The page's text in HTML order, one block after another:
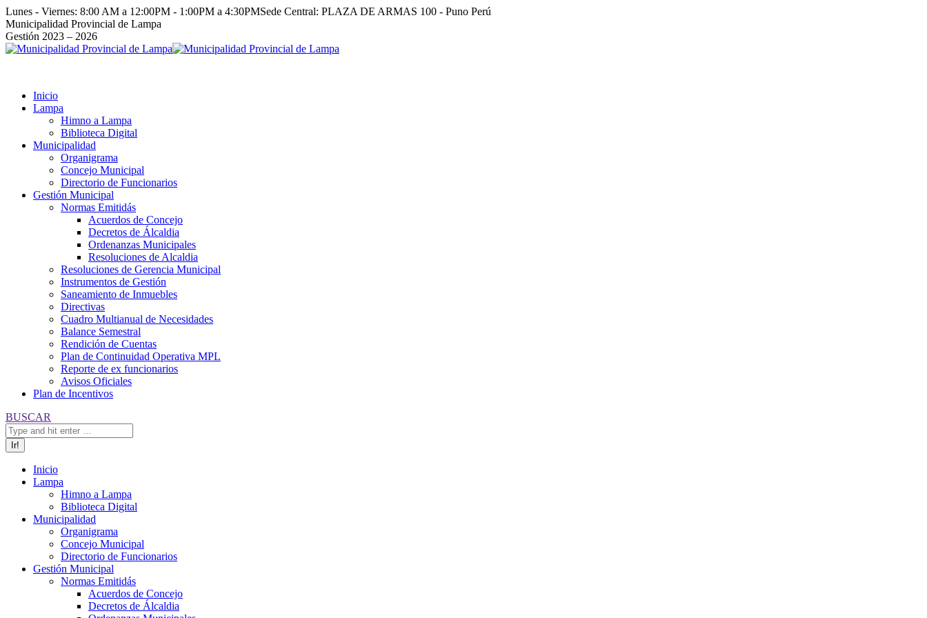
Saltar
al
contenido
Lunes - Viernes: 8:00 AM a 12:00PM - 1:00PM a 4:30PMSede Central: PLAZA DE ARMAS 100 - Puno Perú
Facebook
page
opens
Instagram
page
opens
YouTube
page
opens
Twitter
page
opens
Municipalidad Provincial de Lampa
Gestión 2023 – 2026
Inicio
Lampa
Himno a Lampa
Biblioteca Digital
Municipalidad
Organigrama
Concejo Municipal
Directorio de Funcionarios
Gestión Municipal
Normas Emitidás
Acuerdos de Concejo
Decretos de Álcaldia
Ordenanzas Municipales
Resoluciones de Alcaldia
Resoluciones de Gerencia Municipal
Instrumentos de Gestión
Saneamiento de Inmuebles
Directivas
Cuadro Multianual de Necesidades
Balance Semestral
Rendición de Cuentas
Plan de Continuidad Operativa MPL
Reporte de ex funcionarios
Avisos Oficiales
Plan de Incentivos
Buscar:
BUSCAR
Inicio
Lampa
Himno a Lampa
Biblioteca Digital
Municipalidad
Organigrama
Concejo Municipal
Directorio de Funcionarios
Gestión Municipal
Normas Emitidás
Acuerdos de Concejo
Decretos de Álcaldia